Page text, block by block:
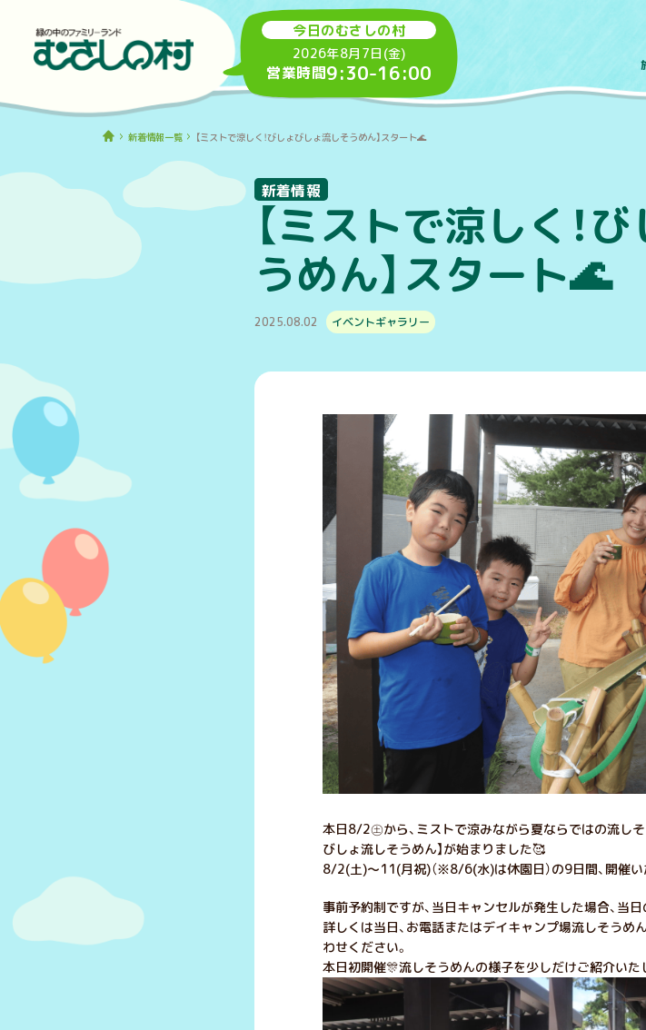
今日のむさしの村
2026年8月7日(金)
営業時間9:30-16:00
新着情報一覧 【ミストで涼しく！びしょびしょ流しそうめん】スタート🌊
【ミストで涼しく！
うめん】スタート🌊
新着情報
2025.08.02 イベントギャラリー
本日8/2㊏から、ミストで涼みながら夏ならではの流しそ
びしょ流しそうめん】が始まりました🥰
8/2(土)～11(月祝)（※8/6(水)は休園日）の9日間、開催
事前予約制ですが、当日キャンセルが発生した場合、当
詳しくは当日、お電話またはデイキャンプ場流しそう
わせください。
本日初開催🎊流しそうめんの様子を少しだけご紹介いた